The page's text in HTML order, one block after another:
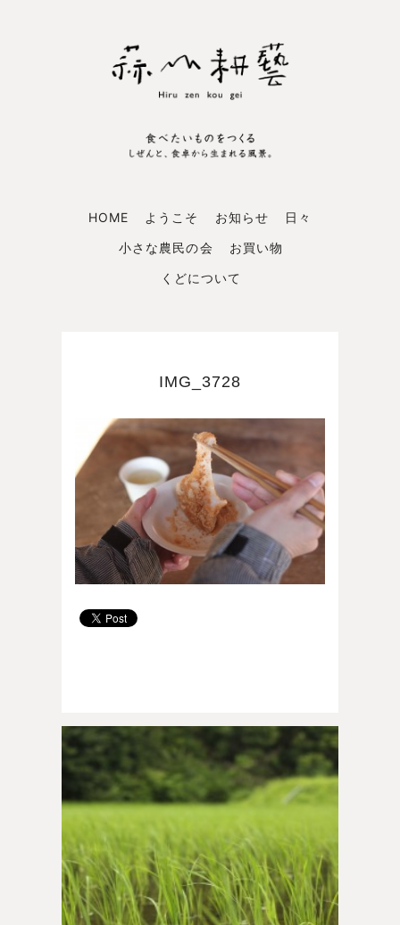
HOME ようこそ お知らせ
日々
小さな農民の会
お買い物
くどについて
IMG_3728